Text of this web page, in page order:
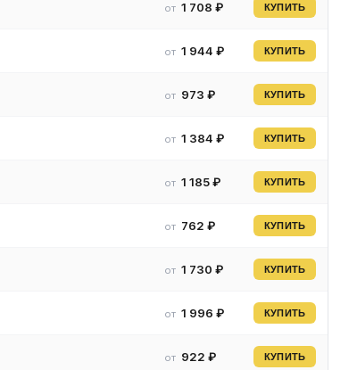
от 1 708 ₽ КУПИТЬ
от 1 944 ₽ КУПИТЬ
от 973 ₽ КУПИТЬ
от 1 384 ₽ КУПИТЬ
от 1 185 ₽ КУПИТЬ
от 762 ₽ КУПИТЬ
от 1 730 ₽ КУПИТЬ
от 1 996 ₽ КУПИТЬ
от 922 ₽ КУПИТЬ